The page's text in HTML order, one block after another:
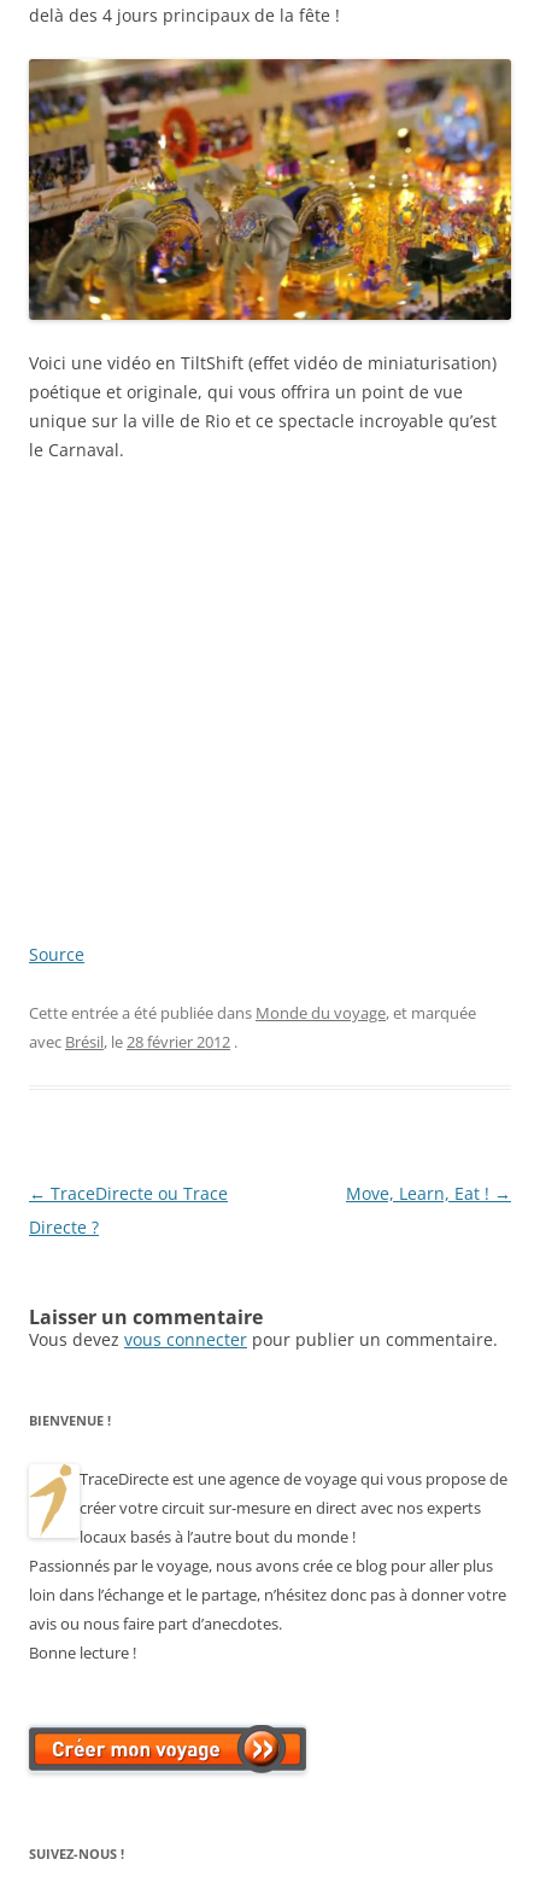
delà des 4 jours principaux de la fête !
Voici une vidéo en TiltShift (effet vidéo de miniaturisation)
poétique et originale, qui vous offrira un point de vue
unique sur la ville de Rio et ce spectacle incroyable qu’est
le Carnaval.
Source
Cette entrée a été publiée dans Monde du voyage, et marquée
avec Brésil, le28 février 2012 .
Navigation
des
← TraceDirecte ou Trace
Directe ?
Move, Learn, Eat ! →
Laisser un commentaire
Vous devez vous connecter pour publier un commentaire.
BIENVENUE !
TraceDirecte est une agence de voyage qui vous propose de
créer votre circuit sur-mesure en direct avec nos experts
locaux basés à l’autre bout du monde !
Passionnés par le voyage, nous avons crée ce blog pour aller plus
loin dans l’échange et le partage, n’hésitez donc pas à donner votre
avis ou nous faire part d’anecdotes.
Bonne lecture !
SUIVEZ-NOUS !